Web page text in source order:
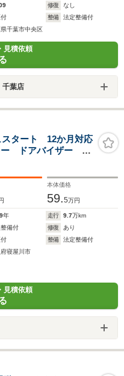
修復
なし
整備
法定整備付
千葉市中央区
見積依頼
千葉店
タート 12か月対応
ドアバイザー メ
両側電動スライ
Wi-Fi
本体価格
59.5万円
年 走行 9.7万km
備付 修復
あり
整備
法定整備付
寝屋川市
見積依頼